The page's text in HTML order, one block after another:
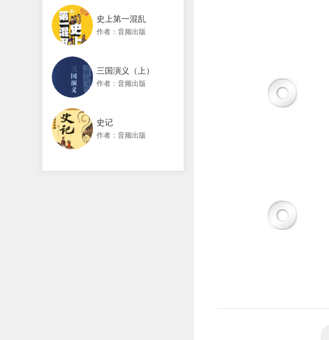
史上第一混乱
作者：音频出版
三国演义（上）
作者：音频出版
史记
作者：音频出版